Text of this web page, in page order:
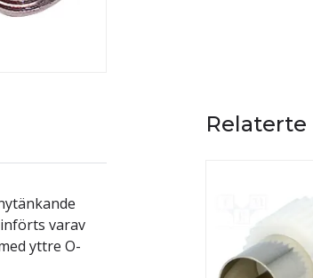
varav
yttre O-